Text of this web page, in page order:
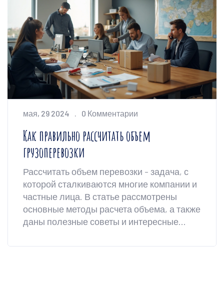
мая, 29 2024 0 Комментарии
Как правильно рассчитать объем
грузоперевозки
Рассчитать объем перевозки - задача, с
которой сталкиваются многие компании и
частные лица. В статье рассмотрены
основные методы расчета объема, а также
даны полезные советы и интересные
груза, правильный расчет поможет